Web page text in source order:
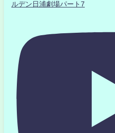
ルデン日浦劇場パート7